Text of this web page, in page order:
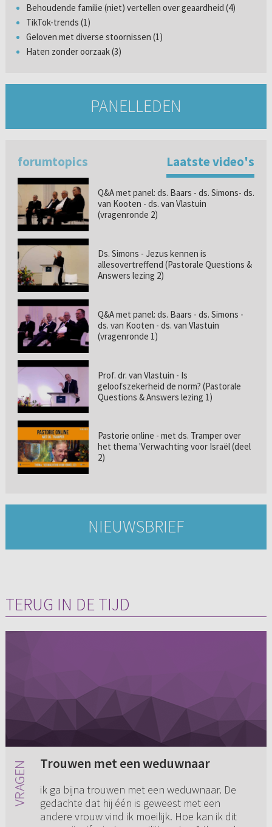
Behoudende familie (niet) vertellen over geaardheid (4)
TikTok-trends (1)
Geloven met diverse stoornissen (1)
Haten zonder oorzaak (3)
PANELLEDEN
forumtopics Laatste video's
Q&A met panel: ds. Baars - ds. Simons- ds.
van Kooten - ds. van Vlastuin
(vragenronde 2)
Ds. Simons - Jezus kennen is
allesovertreffend (Pastorale Questions &
Answers lezing 2)
Q&A met panel: ds. Baars - ds. Simons -
ds. van Kooten - ds. van Vlastuin
(vragenronde 1)
Prof. dr. van Vlastuin - Is
geloofszekerheid de norm? (Pastorale
Questions & Answers lezing 1)
Pastorie online - met ds. Tramper over
het thema 'Verwachting voor Israël (deel
2)
NIEUWSBRIEF
TERUG IN DE TIJD
Trouwen met een weduwnaar
ik ga bijna trouwen met een weduwnaar. De
gedachte dat hij één is geweest met een
andere vrouw vind ik moeilijk. Hoe kan ik dit